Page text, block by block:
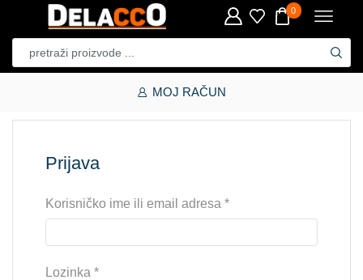
0
MOJ RAČUN
Prijava
Korisničko ime ili email adresa *
Lozinka *